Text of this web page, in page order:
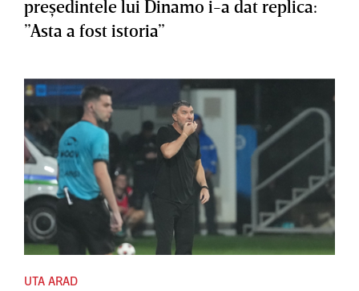
preşedintele lui Dinamo i-a dat replica:
”Asta a fost istoria”
UTA ARAD